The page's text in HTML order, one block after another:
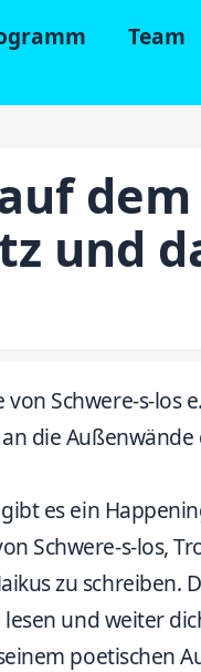
Team
und
Schwere-s-los
die
es ein
Schwere-s-los,
zu schreiben.
und weiter
poetischen